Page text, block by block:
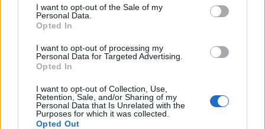
I want to opt-out of the Sale of my
Personal Data.
Opted In
I want to opt-out of processing my
Personal Data for Targeted Advertising.
Opted In
I want to opt-out of Collection, Use,
Retention, Sale, and/or Sharing of my
Personal Data that Is Unrelated with the
Purposes for which it was collected.
Opted Out
00:00
Leonardo Maria Del Vecchio dall'ex compagna
in ospedale. Le dichiarazioni ai giornalisti